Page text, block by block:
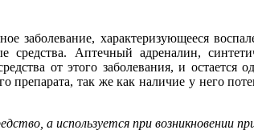
заболевание, характеризующееся
средства. Аптечный адреналин,
от этого заболевания, и
так же как наличие у него
а используется при возникновении